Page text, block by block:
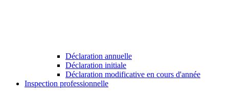
Déclaration annuelle
Déclaration initiale
Déclaration modificative en cours d'année
Inspection professionnelle